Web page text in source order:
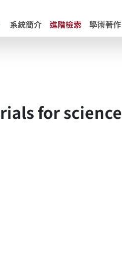
系統簡介 進階檢索 學術著作
for science